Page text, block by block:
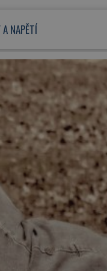
A NAPĚTÍ